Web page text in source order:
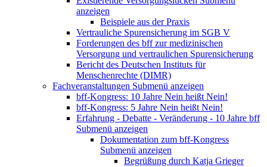
anzeigen
Beispiele aus der Praxis
Vertrauliche Spurensicherung im SGB V
Forderungen des bff zur medizinischen
Versorgung und vertraulichen Spurensicherung
Bericht des Deutschen Instituts für
Menschenrechte (DIMR)
Fachveranstaltungen Submenü anzeigen
bff-Kongress: 10 Jahre Nein heißt Nein!
bff-Kongress: 5 Jahre Nein heißt Nein!
Erfahrung - Debatte - Veränderung - 10 Jahre bff
Submenü anzeigen
Dokumentation zum bff-Kongress
Submenü anzeigen
Begrüßung durch Katja Grieger